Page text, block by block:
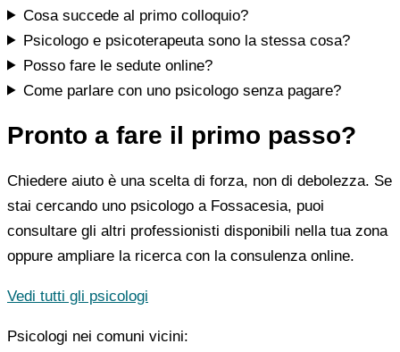
Cosa succede al primo colloquio?
Psicologo e psicoterapeuta sono la stessa cosa?
Posso fare le sedute online?
Come parlare con uno psicologo senza pagare?
Pronto a fare il primo passo?
Chiedere aiuto è una scelta di forza, non di debolezza. Se
stai cercando uno psicologo a Fossacesia, puoi
consultare gli altri professionisti disponibili nella tua zona
oppure ampliare la ricerca con la consulenza online.
Vedi tutti gli psicologi
Psicologi nei comuni vicini: